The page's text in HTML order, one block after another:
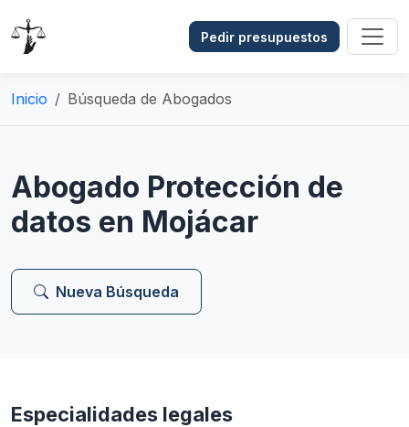
Pedir presupuestos
Inicio Búsqueda de Abogados
Abogado Protección de
datos en Mojácar
Nueva Búsqueda
Especialidades legales